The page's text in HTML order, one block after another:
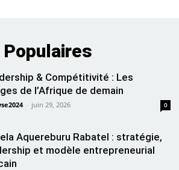
Populaires
& Compétitivité : Les
de l’Afrique de demain
- juin 29, 2026 0
Aquereburu Rabatel : stratégie,
et modèle entrepreneurial